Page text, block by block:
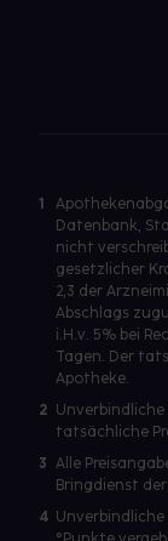
1
Datenbank,
nicht
gesetzlicher
2,3 der
Abschlags
i.H.v. 5% bei
Tagen. Der
Apotheke.
2 Unverbindliche
tatsächliche
3 Alle
Bringdienst
4 Unverbindliche